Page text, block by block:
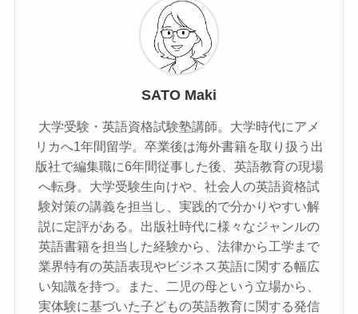
SATO Maki
大学受験・英語資格試験塾講師。大学時代にアメ
リカへ1年間留学。卒業後は海外書籍を取り扱う出
版社で編集職に6年間従事した後、英語教育の現場
へ転身。大学受験生向けや、社会人の英語資格試
験対策の講義を担当し、実践的で分かりやすい解
説に定評がある。出版社時代に様々なジャンルの
英語書籍を担当した経験から、法律から工学まで
業界特有の英語表現やビジネス英語に関する幅広
い知識を持つ。また、二児の母という立場から、
実体験に基づいた子どもの英語教育に関する発信